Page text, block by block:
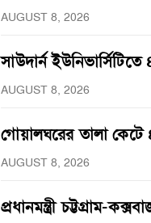
AUGUST 8, 2026
সাউদার্ন
AUGUST 8, 2026
গোয়ালঘরের তালা
AUGUST 8, 2026
প্রধানমন্ত্রী চট্টগ্রাম-